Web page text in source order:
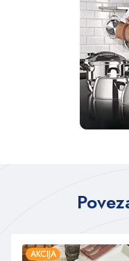
AKCIJA